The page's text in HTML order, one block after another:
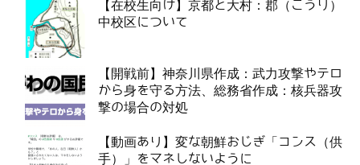
【在校生向け】京都と大村：郡（こうり）
中校区について
【開戦前】神奈川県作成：武力攻撃やテロ
から身を守る方法、総務省作成：核兵器攻
撃の場合の対処
【動画あり】変な朝鮮おじぎ「コンス（供
手）」をマネしないように